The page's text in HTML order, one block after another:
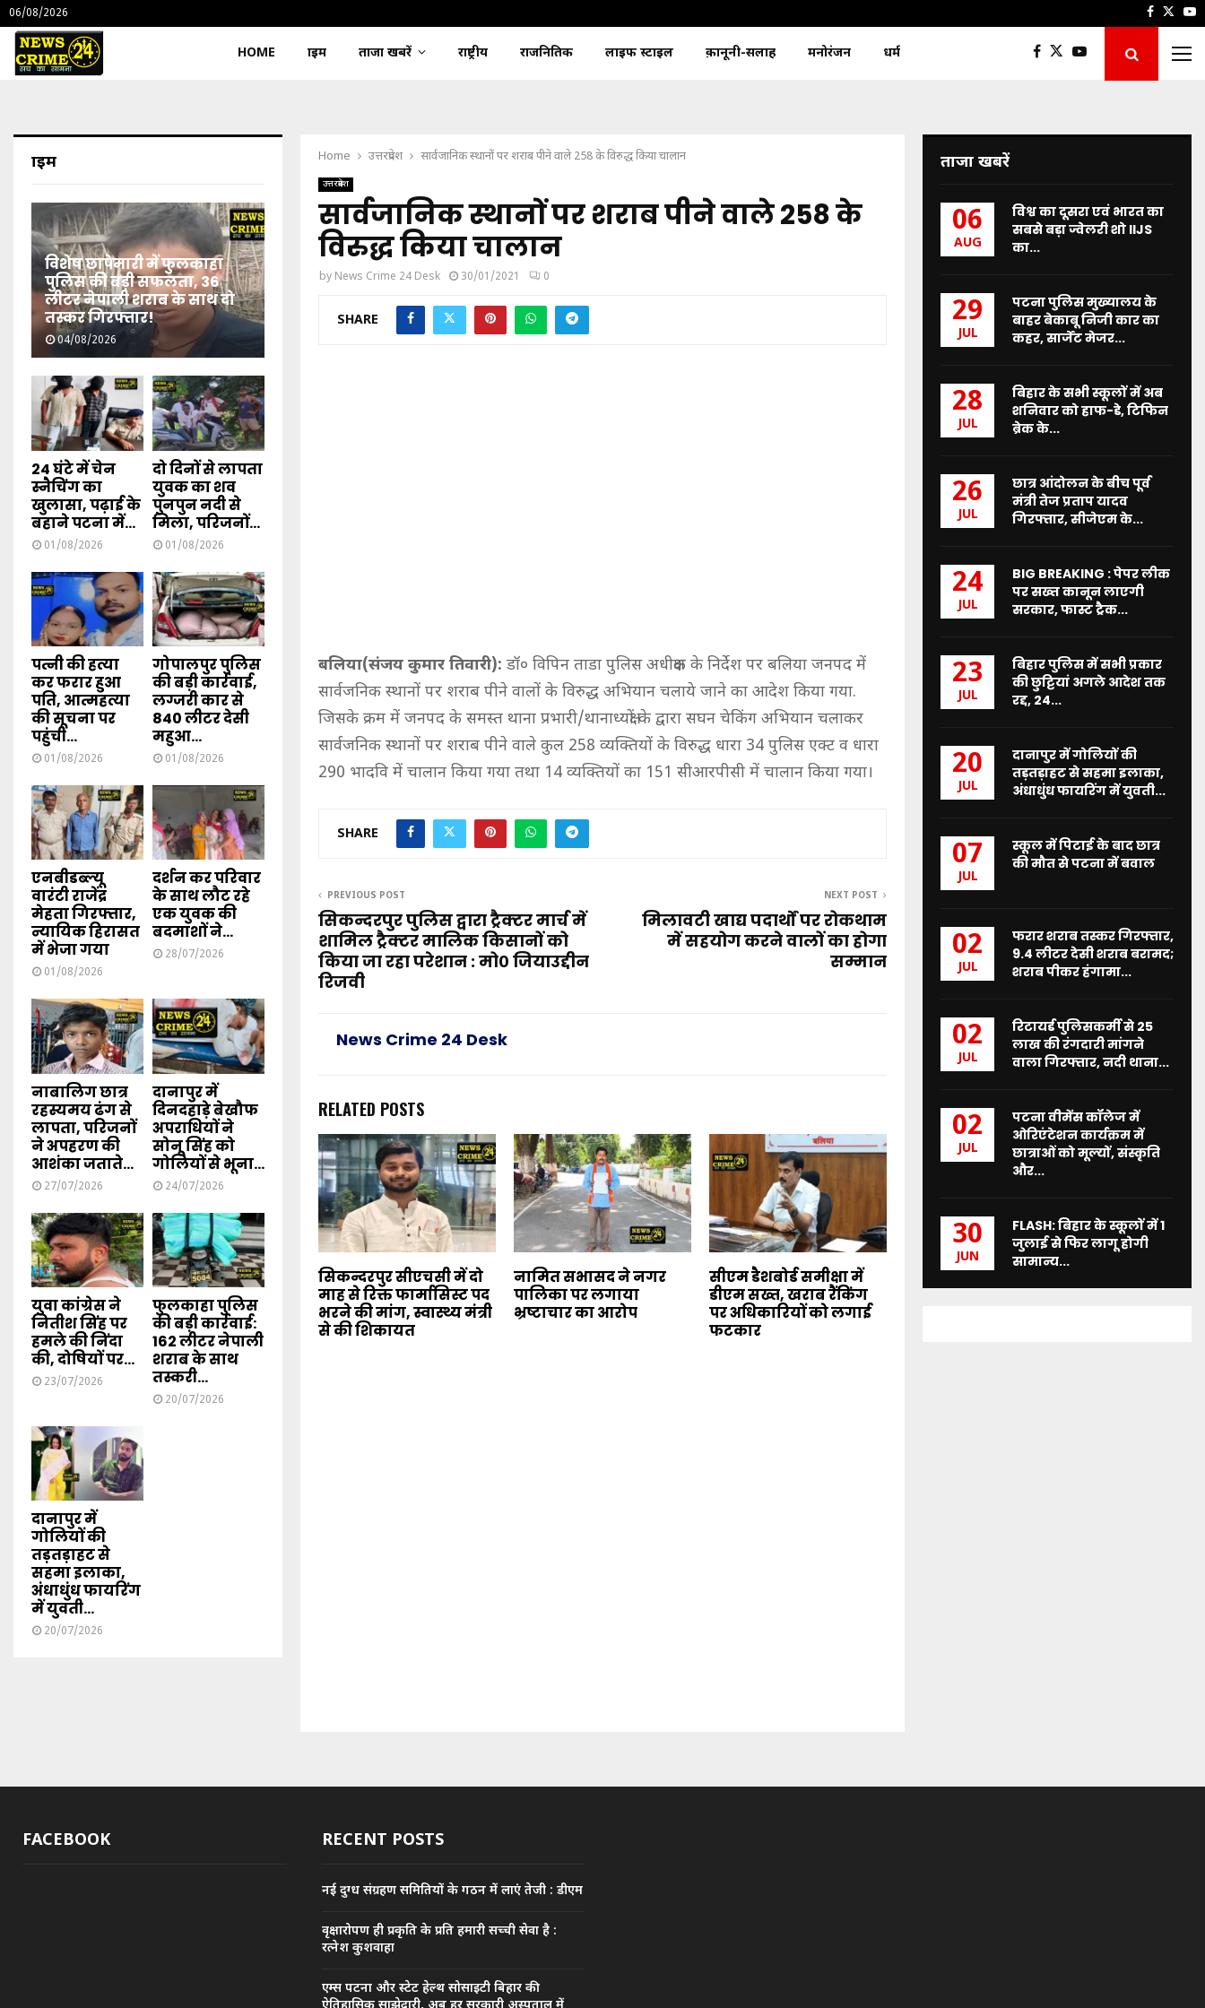
06/08/2026
HOME क्राइम ताजा खबरें राष्ट्रीय राजनितिक लाइफ स्टाइल क़ानूनी-सलाह मनोरंजन धर्म
Home उत्तरप्रदेश सार्वजानिक स्थानों पर शराब पीने वाले 258 के विरुद्ध किया चालान
उत्तरप्रदेश
सार्वजानिक स्थानों पर शराब पीने वाले 258 के
विरुद्ध किया चालान
by News Crime 24 Desk 30/01/2021 0
SHARE
बलिया(संजय कुमार तिवारी): डॉ० विपिन ताडा पुलिस अधीक्षक के निर्देश पर बलिया जनपद में
सार्वजनिक स्थानों पर शराब पीने वालों के विरुद्ध अभियान चलाये जाने का आदेश किया गया.
जिसके क्रम में जनपद के समस्त थाना प्रभारी/थानाध्यक्षों के द्वारा सघन चेकिंग अभियान चलाकर
सार्वजनिक स्थानों पर शराब पीने वाले कुल 258 व्यक्तियों के विरुद्ध धारा 34 पुलिस एक्ट व धारा
290 भादवि में चालान किया गया तथा 14 व्यक्तियों का 151 सीआरपीसी में चालान किया गया।
SHARE
PREVIOUS POST
सिकन्दरपुर पुलिस द्वारा ट्रैक्टर मार्च में
शामिल ट्रैक्टर मालिक किसानों को
किया जा रहा परेशान : मो० जियाउद्दीन
रिजवी
NEXT POST
मिलावटी खाद्य पदार्थों पर रोकथाम
में सहयोग करने वालों का होगा
सम्मान
News Crime 24 Desk
RELATED POSTS
सिकन्दरपुर सीएचसी में दो
माह से रिक्त फार्मासिस्ट पद
भरने की मांग, स्वास्थ्य मंत्री
से की शिकायत
नामित सभासद ने नगर
पालिका पर लगाया
भ्रष्टाचार का आरोप
सीएम डैशबोर्ड समीक्षा में
डीएम सख्त, खराब रैंकिंग
पर अधिकारियों को लगाई
फटकार
क्राइम
विशेष छापेमारी में फुलकाहा
पुलिस की बड़ी सफलता, 36
लीटर नेपाली शराब के साथ दो
तस्कर गिरफ्तार!
04/08/2026
24 घंटे में चेन
स्नैचिंग का
खुलासा, पढ़ाई के
बहाने पटना में...
01/08/2026
दो दिनों से लापता
युवक का शव
पुनपुन नदी से
मिला, परिजनों...
01/08/2026
पत्नी की हत्या
कर फरार हुआ
पति, आत्महत्या
की सूचना पर
पहुंची...
01/08/2026
गोपालपुर पुलिस
की बड़ी कार्रवाई,
लग्जरी कार से
840 लीटर देसी
महुआ...
01/08/2026
एनबीडब्ल्यू
वारंटी राजेंद्र
मेहता गिरफ्तार,
न्यायिक हिरासत
में भेजा गया
01/08/2026
दर्शन कर परिवार
के साथ लौट रहे
एक युवक की
बदमाशों ने...
28/07/2026
नाबालिग छात्र
रहस्यमय ढंग से
लापता, परिजनों
ने अपहरण की
आशंका जताते...
27/07/2026
दानापुर में
दिनदहाड़े बेखौफ
अपराधियों ने
सोनू सिंह को
गोलियों से भूना...
24/07/2026
युवा कांग्रेस ने
नितीश सिंह पर
हमले की निंदा
की, दोषियों पर...
23/07/2026
फुलकाहा पुलिस
की बड़ी कार्रवाई:
162 लीटर नेपाली
शराब के साथ
तस्करी...
20/07/2026
दानापुर में
गोलियों की
तड़तड़ाहट से
सहमा इलाका,
अंधाधुंध फायरिंग
में युवती...
20/07/2026
ताजा खबरें
06
AUG
विश्व का दूसरा एवं भारत का
सबसे बड़ा ज्वेलरी शो IIJS
का...
29
JUL
पटना पुलिस मुख्यालय के
बाहर बेकाबू निजी कार का
कहर, सार्जेंट मेजर...
28
JUL
बिहार के सभी स्कूलों में अब
शनिवार को हाफ-डे, टिफिन
ब्रेक के...
26
JUL
छात्र आंदोलन के बीच पूर्व
मंत्री तेज प्रताप यादव
गिरफ्तार, सीजेएम के...
24
JUL
BIG BREAKING : पेपर लीक
पर सख्त कानून लाएगी
सरकार, फास्ट ट्रैक...
23
JUL
बिहार पुलिस में सभी प्रकार
की छुट्टियां अगले आदेश तक
रद्द, 24...
20
JUL
दानापुर में गोलियों की
तड़तड़ाहट से सहमा इलाका,
अंधाधुंध फायरिंग में युवती...
07
JUL
स्कूल में पिटाई के बाद छात्र
की मौत से पटना में बवाल
02
JUL
फरार शराब तस्कर गिरफ्तार,
9.4 लीटर देसी शराब बरामद;
शराब पीकर हंगामा...
02
JUL
रिटायर्ड पुलिसकर्मी से 25
लाख की रंगदारी मांगने
वाला गिरफ्तार, नदी थाना...
02
JUL
पटना वीमेंस कॉलेज में
ओरिएंटेशन कार्यक्रम में
छात्राओं को मूल्यों, संस्कृति
और...
30
JUN
FLASH: बिहार के स्कूलों में 1
जुलाई से फिर लागू होगी
सामान्य...
FACEBOOK RECENT POSTS
नई दुग्ध संग्रहण समितियों के गठन में लाएं तेजी : डीएम
वृक्षारोपण ही प्रकृति के प्रति हमारी सच्ची सेवा है :
रत्नेश कुशवाहा
एम्स पटना और स्टेट हेल्थ सोसाइटी बिहार की